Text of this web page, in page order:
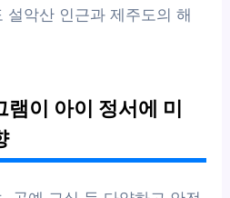
설악산 인근과 제주도의 해
이 아이 정서에 미